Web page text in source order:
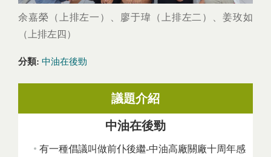
余嘉榮（上排左一）、廖于瑋（上排左二）、姜玫如
（上排左四）
分類: 中油在後勁
議題介紹
中油在後勁
有一種倡議叫做前仆後繼-中油高廠關廠十周年感